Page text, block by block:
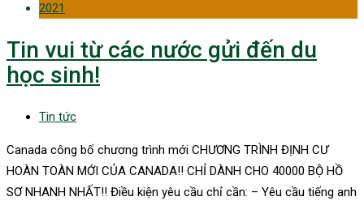
2021
Tin vui từ các nước gửi đến du
học sinh!
Tin tức
Canada công bố chương trình mới CHƯƠNG TRÌNH ĐỊNH CƯ
HOÀN TOÀN MỚI CỦA CANADA!! CHỈ DÀNH CHO 40000 BỘ HỒ
SƠ NHANH NHẤT!! Điều kiện yêu cầu chỉ cần: – Yêu cầu tiếng anh